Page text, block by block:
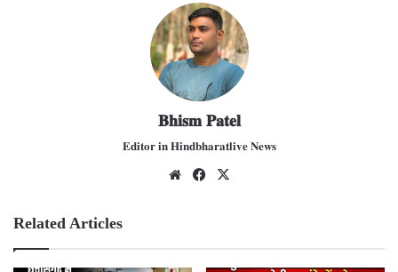
𝐁𝐡𝐢𝐬𝐦 𝐏𝐚𝐭𝐞𝐥
𝐄𝐝𝐢𝐭𝐨𝐫 𝐢𝐧 𝐇𝐢𝐧𝐝𝐛𝐡𝐚𝐫𝐚𝐭𝐥𝐢𝐯𝐞 𝐍𝐞𝐰𝐬
We
Fac
Related Articles